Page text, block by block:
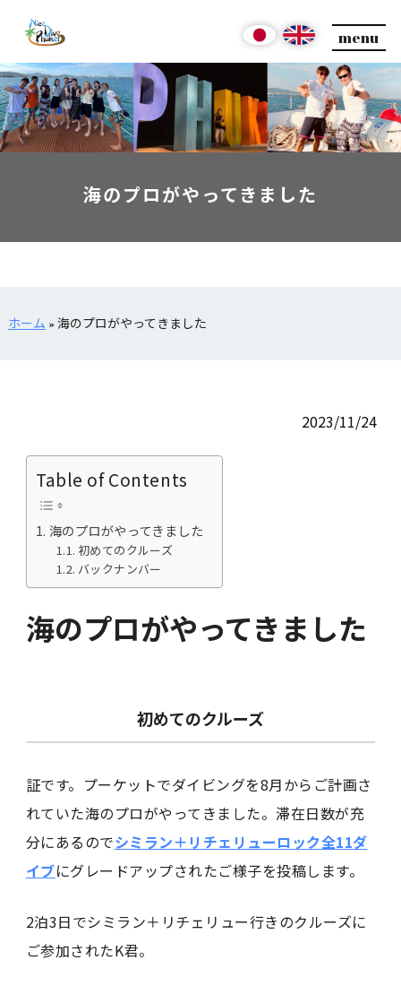
menu
海のプロがやってきました
ホーム » 海のプロがやってきました
2023/11/24
Table of Contents
海のプロがやってきました
初めてのクルーズ
バックナンバー
海のプロがやってきました
初めてのクルーズ
証です。プーケットでダイビングを8月からご計画さ
れていた海のプロがやってきました。滞在日数が充
分にあるのでシミラン＋リチェリューロック全11ダ
イブにグレードアップされたご様子を投稿します。
2泊3日でシミラン＋リチェリュー行きのクルーズに
ご参加されたK君。